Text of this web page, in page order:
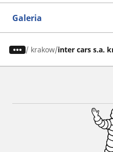
Galeria
/ krakow inter cars s.a.